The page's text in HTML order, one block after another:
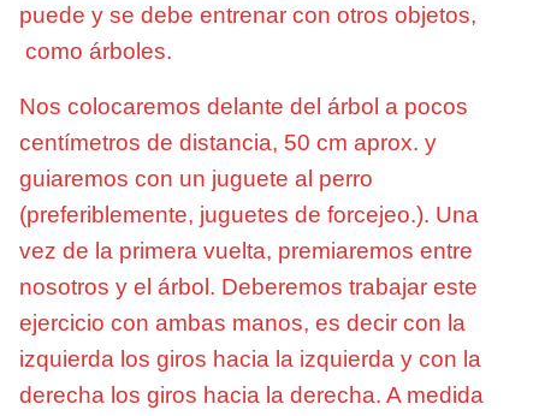
puede y se debe entrenar con otros objetos,
como árboles.
Nos colocaremos delante del árbol a pocos
centímetros de distancia, 50 cm aprox. y
guiaremos con un juguete al perro
(preferiblemente, juguetes de forcejeo.). Una
vez de la primera vuelta, premiaremos entre
nosotros y el árbol. Deberemos trabajar este
ejercicio con ambas manos, es decir con la
izquierda los giros hacia la izquierda y con la
derecha los giros hacia la derecha. A medida